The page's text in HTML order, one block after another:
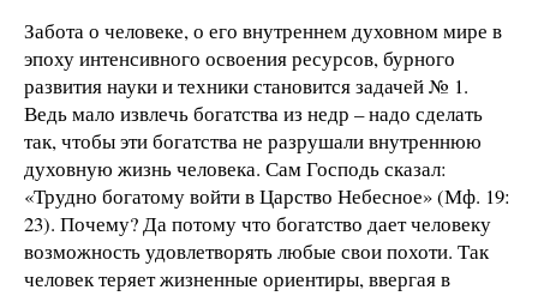
Забота о человеке, о его внутреннем духовном мире в
эпоху интенсивного освоения ресурсов, бурного
развития науки и техники становится задачей № 1.
Ведь мало извлечь богатства из недр – надо сделать
так, чтобы эти богатства не разрушали внутреннюю
духовную жизнь человека. Сам Господь сказал:
«Трудно богатому войти в Царство Небесное» (Мф. 19:
23). Почему? Да потому что богатство дает человеку
возможность удовлетворять любые свои похоти. Так
человек теряет жизненные ориентиры, ввергая в